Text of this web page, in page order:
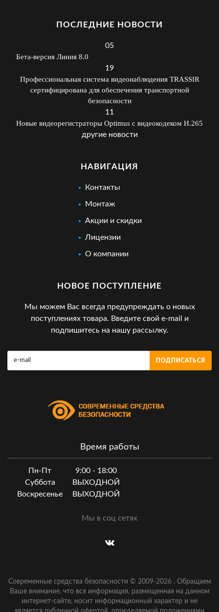
ПОСЛЕДНИЕ НОВОСТИ
05
Бета-версия Линия 8.0
19
Профессиональная система видеонаблюдения TRASSIR
сертифицирована для обеспечения транспортной
безопасности
11
Новые видеорегистраторы Optimus с видеокодеком H.265
другие новости
НАВИГАЦИЯ
Контакты
Монтаж
Акции и скидки
Лицензии
О компании
НОВОЕ ПОСТУПЛЕНИЕ
Мы можем Вас всегда предупреждать о новых
поступлениях товара. Введите свой e-mail и
подпишитесь на нашу рассылку.
ПОДПИСАТЬСЯ
Время работы
Пн-Пт
9:00 - 18:00
Суббота
ВЫХОДНОЙ
Воскресенье
ВЫХОДНОЙ
Мы в соц сетях
Современные средства безопасности © 2009-2026. Обращаем
Ваше внимание, что вся информация, размещенная на данном
интернет-сайте, носит информационный характер и не